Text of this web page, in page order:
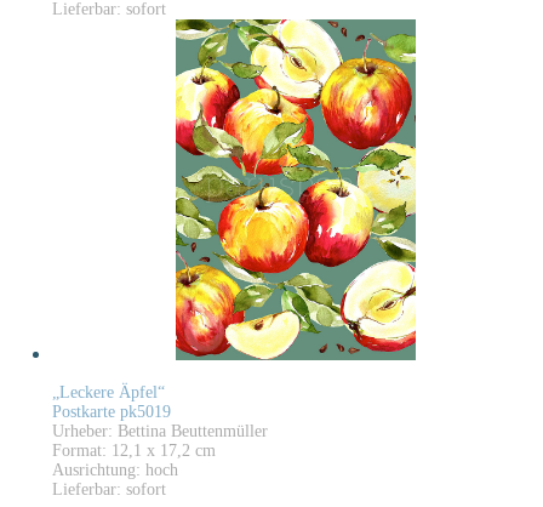
Lieferbar: sofort
„Leckere Äpfel“
Postkarte pk5019
Urheber: Bettina Beuttenmüller
Format: 12,1 x 17,2 cm
Ausrichtung: hoch
Lieferbar: sofort